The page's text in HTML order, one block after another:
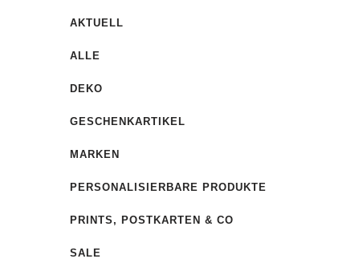
AKTUELL
ALLE
DEKO
GESCHENKARTIKEL
MARKEN
PERSONALISIERBARE PRODUKTE
PRINTS, POSTKARTEN & CO
SALE